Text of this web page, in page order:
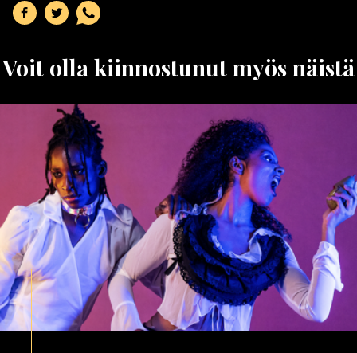
Jaa
Facebookiin
Jaa
Twitteriin
Jaa
WhatsAppiin
Voit olla kiinnostunut myös näistä